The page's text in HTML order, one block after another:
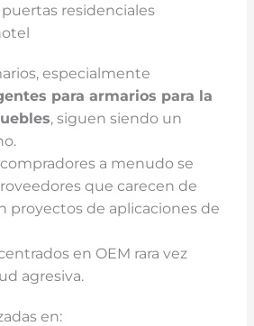
puertas residenciales
especialmente
para armarios para la
, siguen siendo un
a menudo se
que carecen de
proyectos de aplicaciones de
en OEM rara vez
agresiva.
en: